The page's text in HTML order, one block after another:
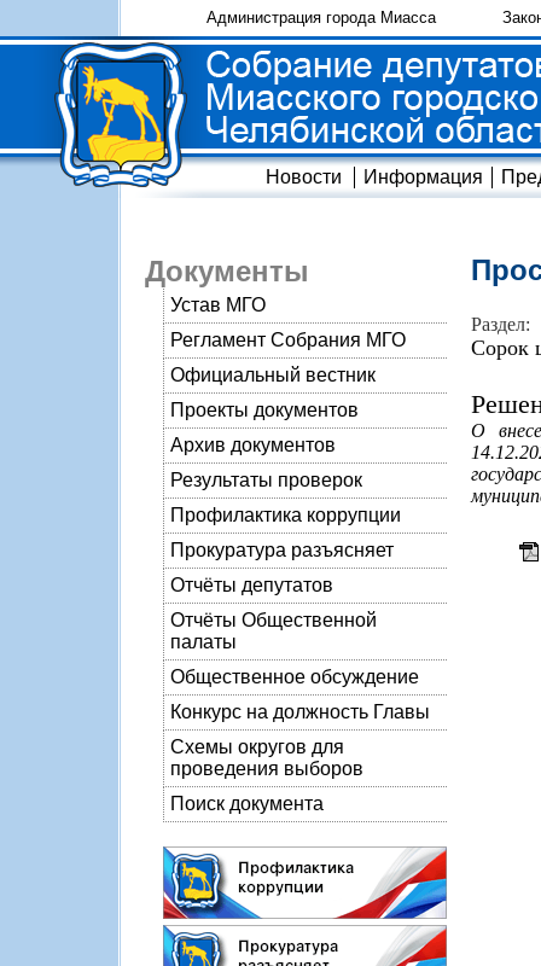
Администрация города Миасса
Новости Информация
Документы
Устав МГО
Регламент Собрания МГО
Официальный вестник
Проекты документов
Архив документов
Результаты проверок
Профилактика коррупции
Прокуратура разъясняет
Отчёты депутатов
Отчёты Общественной
палаты
Общественное обсуждение
Конкурс на должность Главы
Схемы округов для
проведения выборов
Поиск документа
Раздел:
Сорок
О